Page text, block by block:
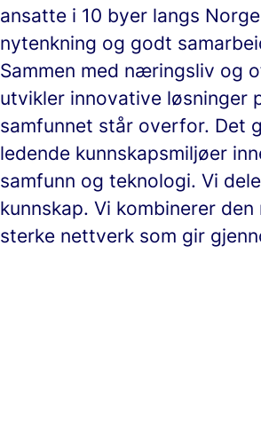
ansatte i 10 byer langs
nytenkning og godt
Sammen med næringsliv og
utvikler innovative løsninger
samfunnet står overfor. Det
ledende kunnskapsmiljøer
samfunn og teknologi. Vi
kunnskap. Vi kombinerer
sterke nettverk som gir